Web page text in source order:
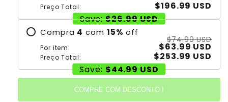
Preço Total:
$196.99 USD
Save: $26.99 USD
Compra 4 com 15% off
Por item:
$74.99 USD
$63.99 USD
Preço Total:
$253.99 USD
Save: $44.99 USD
COMPRE COM DESCONTO !